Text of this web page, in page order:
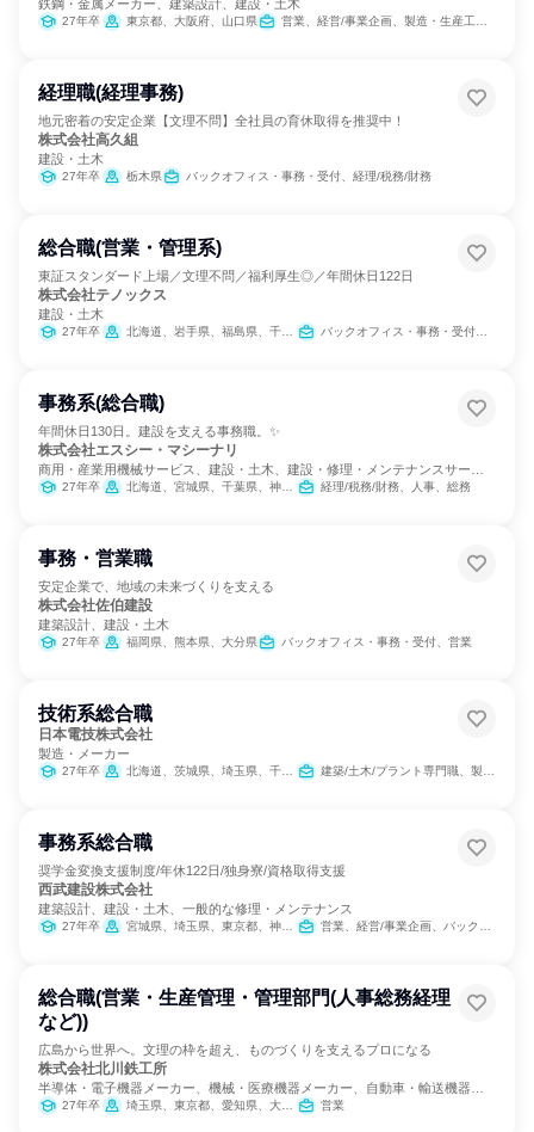
鉄鋼・金属メーカー、建築設計、建設・土木
27年卒 東京都、大阪府、山口県 営業、経営/事業企画、製造・生産工程、SCM/生産管理/購買/物流、経理/税務/財務、人事、総務、建築/土木/プラント専門職
経理職(経理事務)
地元密着の安定企業【文理不問】全社員の育休取得を推奨中！
株式会社高久組
建設・土木
27年卒 栃木県 バックオフィス・事務・受付、経理/税務/財務
総合職(営業・管理系)
東証スタンダード上場／文理不問／福利厚生◎／年間休日122日
株式会社テノックス
建設・土木
27年卒 北海道、岩手県、福島県、千葉県、東京都、石川県、愛知県、大阪府、広島県 バックオフィス・事務・受付、営業、経理/税務/財務、人事、総務、広報/IR、製造・生産工程、建築/土木/プラント専門職
事務系(総合職)
年間休日130日。建設を支える事務職。✨
株式会社エスシー・マシーナリ
商用・産業用機械サービス、建設・土木、建設・修理・メンテナンスサービ
ス
27年卒 北海道、宮城県、千葉県、神奈川県、石川県、愛知県、大阪府、広島県、香川県、福岡県 経理/税務/財務、人事、総務
事務・営業職
安定企業で、地域の未来づくりを支える
株式会社佐伯建設
建築設計、建設・土木
27年卒 福岡県、熊本県、大分県 バックオフィス・事務・受付、営業
技術系総合職
日本電技株式会社
製造・メーカー
27年卒 北海道、茨城県、埼玉県、千葉県、東京都、神奈川県、山梨県、静岡県、愛知県、京都府、大阪府、兵庫県、奈良県、鳥取県、島根県、岡山県、広島県、山口県、沖縄県 建築/土木/プラント専門職、製造・生産工程
事務系総合職
奨学金変換支援制度/年休122日/独身寮/資格取得支援
西武建設株式会社
建築設計、建設・土木、一般的な修理・メンテナンス
27年卒 宮城県、埼玉県、東京都、神奈川県、長野県、静岡県、愛知県、滋賀県、大阪府、福岡県 営業、経営/事業企画、バックオフィス・事務・受付、経理/税務/財務、人事、総務、法務/知財、IT
総合職(営業・生産管理・管理部門(人事総務経理
など))
広島から世界へ。文理の枠を超え、ものづくりを支えるプロになる
株式会社北川鉄工所
半導体・電子機器メーカー、機械・医療機器メーカー、自動車・輸送機器メ
ーカー27年卒 埼玉県、東京都、愛知県、大阪府、広島県、香川県、福岡県 営業